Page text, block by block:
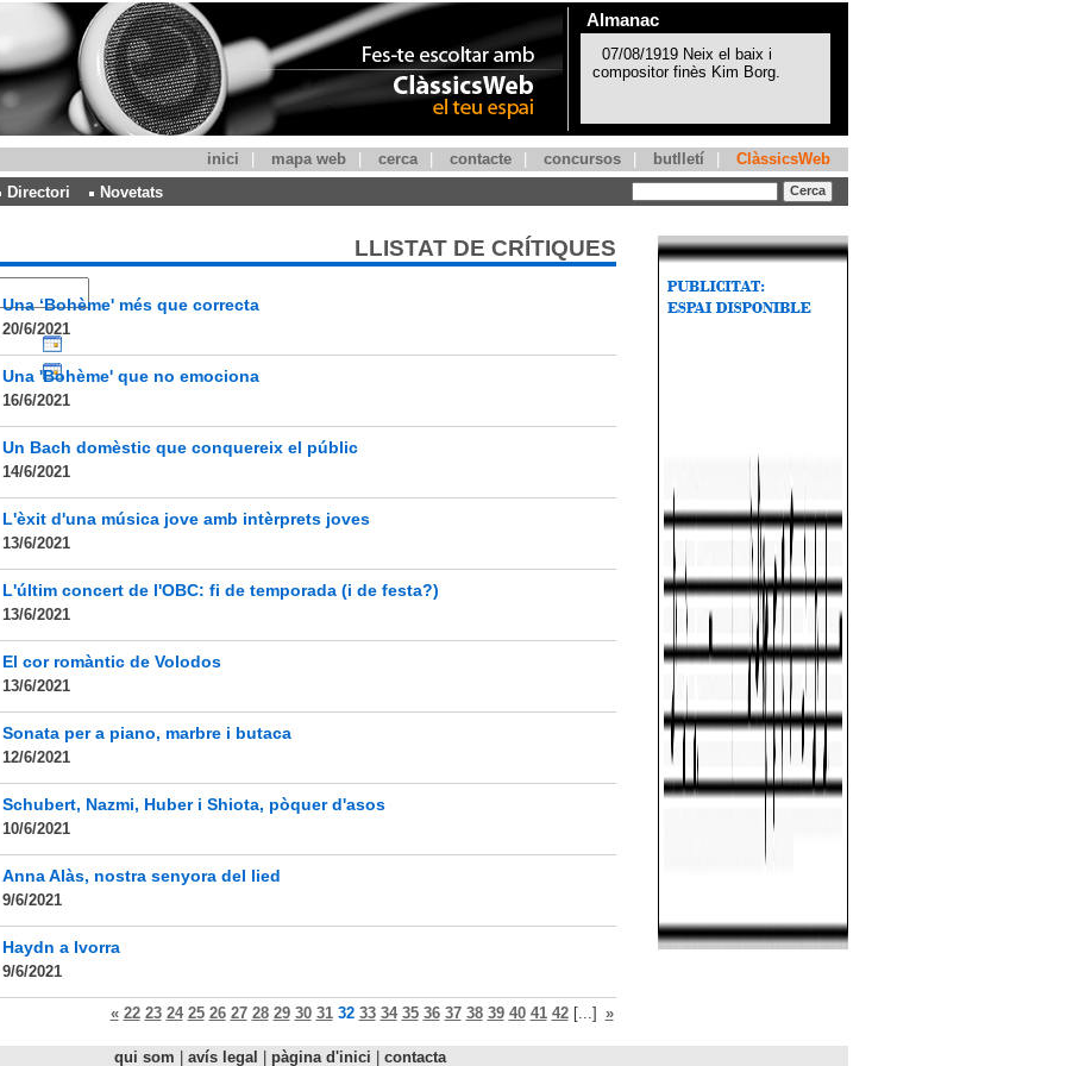
Almanac
inici mapa web cerca contacte concursos butlletí
ClàssicsWeb
Directori Novetats
LLISTAT DE CRÍTIQUES
Una ‘Bohème' més que correcta
20/6/2021
Una 'Bohème' que no emociona
16/6/2021
Un Bach domèstic que conquereix el públic
14/6/2021
L'èxit d'una música jove amb intèrprets joves
13/6/2021
L'últim concert de l'OBC: fi de temporada (i de festa?)
13/6/2021
El cor romàntic de Volodos
13/6/2021
Sonata per a piano, marbre i butaca
12/6/2021
Schubert, Nazmi, Huber i Shiota, pòquer d'asos
10/6/2021
Anna Alàs, nostra senyora del lied
9/6/2021
Haydn a Ivorra
9/6/2021
« 22 23 24 25 26 27 28 29 30 31 32 33 34 35 36 37 38 39 40 41 42 [...] »
qui som avís legal pàgina d'inici contacta